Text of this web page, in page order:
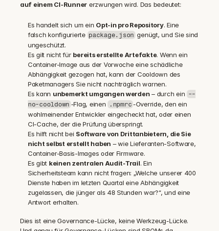
auf einem CI-Runner erzwungen wird. Das bedeutet:
Es handelt sich um ein Opt-in pro Repository. Eine
falsch konfigurierte package.json genügt, und Sie sind
ungeschützt.
Es gilt nicht für bereits erstellte Artefakte. Wenn ein
Container-Image aus der Vorwoche eine schädliche
Abhängigkeit gezogen hat, kann der Cooldown des
Paketmanagers Sie nicht nachträglich warnen.
Es kann unbemerkt umgangen werden – durch ein --
no-cooldown -Flag, einen .npmrc -Override, den ein
wohlmeinender Entwickler eingecheckt hat, oder einen
CI-Cache, der die Prüfung überspringt.
Es hilft nicht bei Software von Drittanbietern, die Sie
nicht selbst erstellt haben – wie Lieferanten-Software,
Container-Basis-Images oder Firmware.
Es gibt keinen zentralen Audit-Trail. Ein
Sicherheitsteam kann nicht fragen: „Welche unserer 400
Dienste haben im letzten Quartal eine Abhängigkeit
zugelassen, die jünger als 48 Stunden war?“, und eine
Antwort erhalten.
Dies ist eine Governance-Lücke, keine Werkzeug-Lücke.